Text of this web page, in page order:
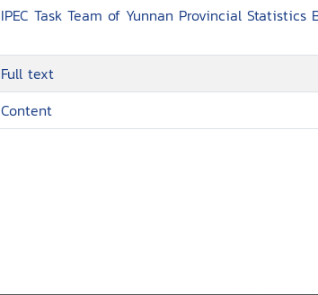
IPEC Task Team of Yunnan Provincial Statistics
Full text
Content